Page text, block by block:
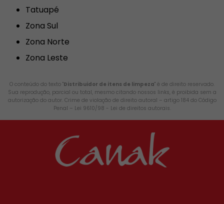
Tatuapé
Zona Sul
Zona Norte
Zona Leste
O conteúdo do texto "Distribuidor de itens de limpeza" é de direito reservado.
Sua reprodução, parcial ou total, mesmo citando nossos links, é proibida sem a
autorização do autor. Crime de violação de direito autoral – artigo 184 do Código
Penal – Lei 9610/98 - Lei de direitos autorais